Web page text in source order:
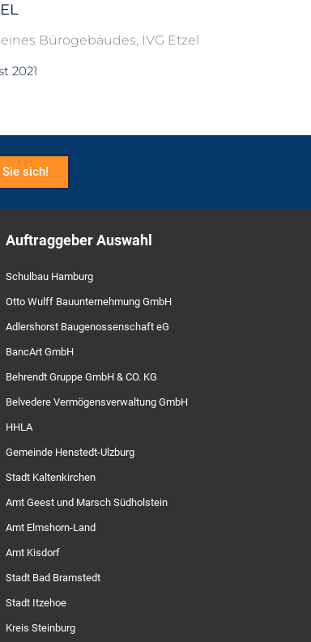
Bürogebäudes, IVG Etzel
2021
Sie sich!
Auftraggeber Auswahl
Schulbau Hamburg
Otto Wulff Bauunternehmung GmbH
Adlershorst Baugenossenschaft eG
BancArt GmbH
Behrendt Gruppe GmbH & CO. KG
Belvedere Vermögensverwaltung GmbH
HHLA
Gemeinde Henstedt-Ulzburg
Stadt Kaltenkirchen
Amt Geest und Marsch Südholstein
Amt Elmshorn-Land
Amt Kisdorf
Stadt Bad Bramstedt
Stadt Itzehoe
Kreis Steinburg